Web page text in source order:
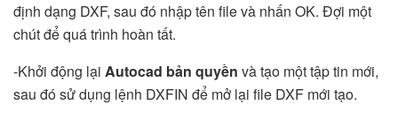
định dạng DXF, sau đó nhập tên file và nhấn OK. Đợi một
chút để quá trình hoàn tất.
-Khởi động lại Autocad bản quyền và tạo một tập tin mới,
sau đó sử dụng lệnh DXFIN để mở lại file DXF mới tạo.